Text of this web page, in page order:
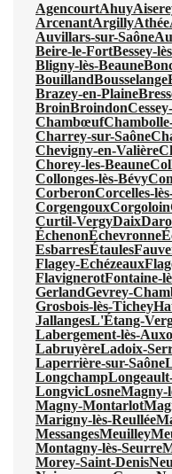
AgencourtAhuy
ArcenantArgillyAthée
Auvillars-sur-Saône
Beire-le-FortBessey-
Bligny-lès-Beaune
BouillandBousselange
Brazey-en-Plaine
BroinBroindon
Chambœuf
Charrey-sur-Saône
Chevigny-en-Valière
Chorey-les-Beaune
Collonges-lès-Bévy
CorberonCorcelles-
CorgengouxCorgoloin
Curtil-VergyDaix
ÉchenonÉchevronne
EsbarresÉtaules
Flagey-Echézeaux
FlavignerotFontaine-
GerlandGevrey-
Grosbois-lès-Tichey
JallangesL'Étang-
Labergement-lès-
LabruyèreLadoix-
Laperrière-sur-Saône
Longchamp
LongvicLosneMagny-
Magny-Montarlot
Marigny-lès-Reullée
MessangesMeuilley
Montagny-lès-Seurre
Morey-Saint-Denis